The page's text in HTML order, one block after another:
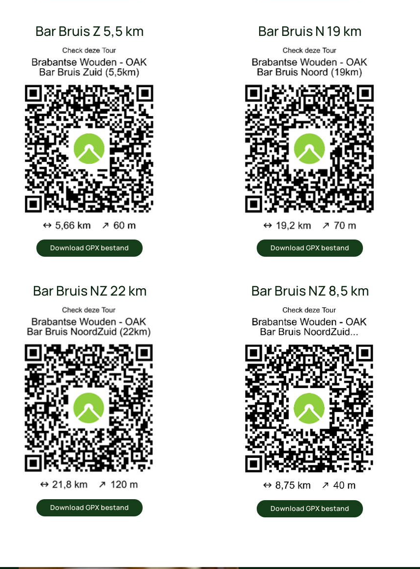
Bar Bruis Z 5,5 km
Download GPX bestand
Bar Bruis N 19 km
Download GPX bestand
Bar Bruis NZ 22 km
Download GPX bestand
Bar Bruis NZ 8,5 km
Download GPX bestand